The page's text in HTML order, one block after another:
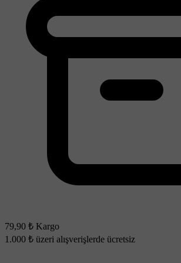
79,90 ₺ Kargo
1.000 ₺ üzeri alışverişlerde ücretsiz